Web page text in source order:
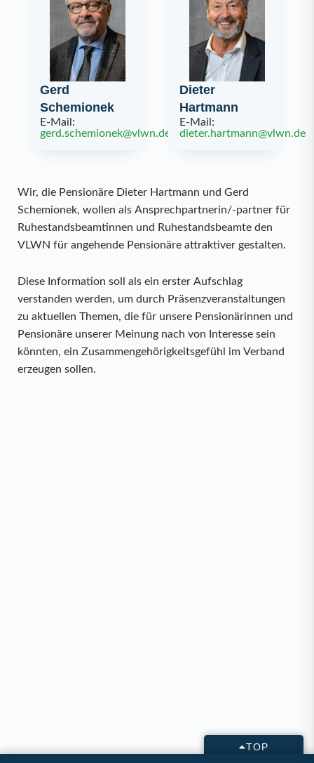
Gerd
Schemionek
E-Mail:
gerd.schemionek@vlwn.de
Dieter
Hartmann
E-Mail:
dieter.hartmann@vlwn.de
Wir, die Pensionäre Dieter Hartmann und Gerd
Schemionek, wollen als Ansprechpartnerin/-partner für
Ruhestandsbeamtinnen und Ruhestandsbeamte den
VLWN für angehende Pensionäre attraktiver gestalten.
Diese Information soll als ein erster Aufschlag
verstanden werden, um durch Präsenzveranstaltungen
zu aktuellen Themen, die für unsere Pensionärinnen und
Pensionäre unserer Meinung nach von Interesse sein
könnten, ein Zusammengehörigkeitsgefühl im Verband
erzeugen sollen.
TOP